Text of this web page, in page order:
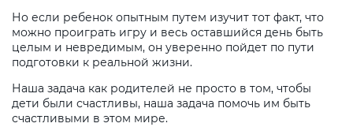
Но если ребенок опытным путем изучит тот факт, что
можно проиграть игру и весь оставшийся день быть
целым и невредимым, он уверенно пойдет по пути
подготовки к реальной жизни.
Наша задача как родителей не просто в том, чтобы
дети были счастливы, наша задача помочь им быть
счастливыми в этом мире.